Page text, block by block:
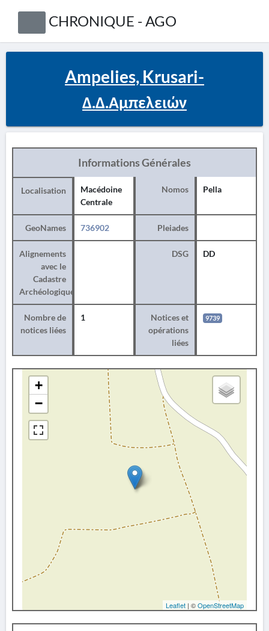
CHRONIQUE - AGO
Ampelies, Krusari-
Δ.Δ.Αμπελειών
Informations Générales
Localisation
Macédoine
Centrale
Nomos Pella
GeoNames 736902 Pleiades
Alignements
avec le
Cadastre
Archéologique
DSG DD
Nombre de
notices liées
1
Notices et
opérations
liées
9739
+
−
Leaflet | ©OpenStreetMap